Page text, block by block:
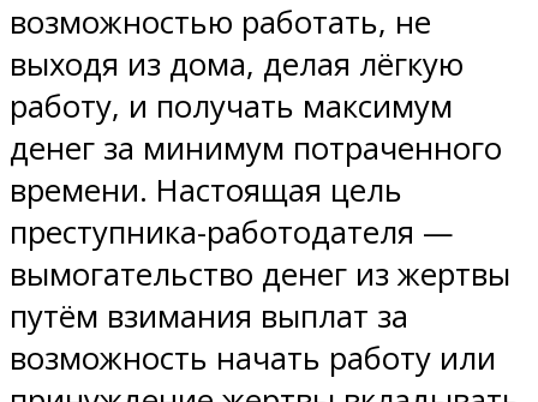
возможностью работать, не
выходя из дома, делая лёгкую
работу, и получать максимум
денег за минимум потраченного
времени. Настоящая цель
преступника-работодателя —
вымогательство денег из жертвы
путём взимания выплат за
возможность начать работу или